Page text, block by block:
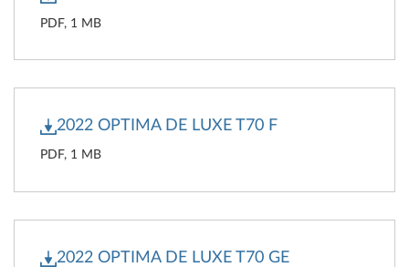
PDF, 1 MB
2022 OPTIMA DE LUXE T70 F
PDF, 1 MB
2022 OPTIMA DE LUXE T70 GE